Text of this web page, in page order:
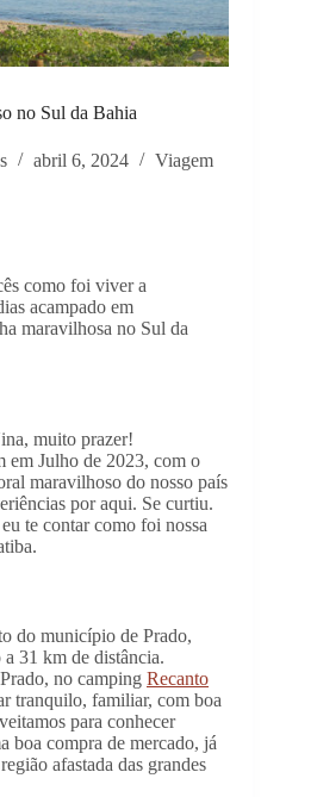
no Sul da Bahia
abril 6, 2024 Viagem
como foi viver a
acampado em
maravilhosa no Sul da
muito prazer!
em Julho de 2023, com o
maravilhoso do nosso país
por aqui. Se curtiu.
te contar como foi nossa
do município de Prado,
31 km de distância.
no camping Recanto
tranquilo, familiar, com boa
para conhecer
boa compra de mercado, já
afastada das grandes